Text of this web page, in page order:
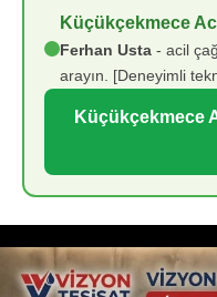
Küçükçekmece
Ferhan Usta - acil
arayın. [Deneyimli
Küçükçekmece